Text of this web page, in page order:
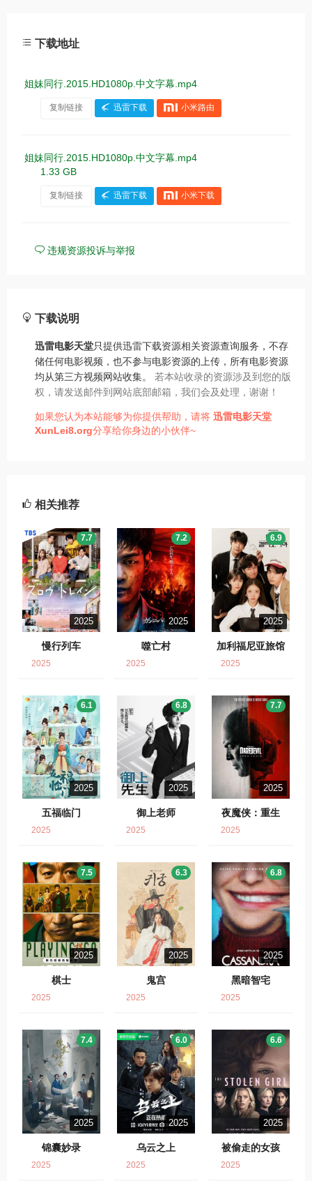
下载地址
姐妹同行.2015.HD1080p.中文字幕.mp4
复制链接 迅雷下载 小米路由
姐妹同行.2015.HD1080p.中文字幕.mp4
1.33 GB
复制链接 迅雷下载 小米下载
违规资源投诉与举报
下载说明
迅雷电影天堂只提供迅雷下载资源相关资源查询服务，不存
储任何电影视频，也不参与电影资源的上传，所有电影资源
均从第三方视频网站收集。 若本站收录的资源涉及到您的版
权，请发送邮件到网站底部邮箱，我们会及处理，谢谢！
如果您认为本站能够为你提供帮助，请将 迅雷电影天堂
XunLei8.org分享给你身边的小伙伴~
相关推荐
2025
慢行列车
7.7
2025
2025
噬亡村
7.2
2025
2025
加利福尼亚旅馆
6.9
2025
2025
五福临门
6.1
2025
2025
御上老师
6.8
2025
2025
夜魔侠：重生
7.7
2025
2025
棋士
7.5
2025
2025
鬼宫
6.3
2025
2025
黑暗智宅
6.8
2025
2025
锦囊妙录
7.4
2025
2025
乌云之上
6.0
2025
2025
被偷走的女孩
6.6
2025